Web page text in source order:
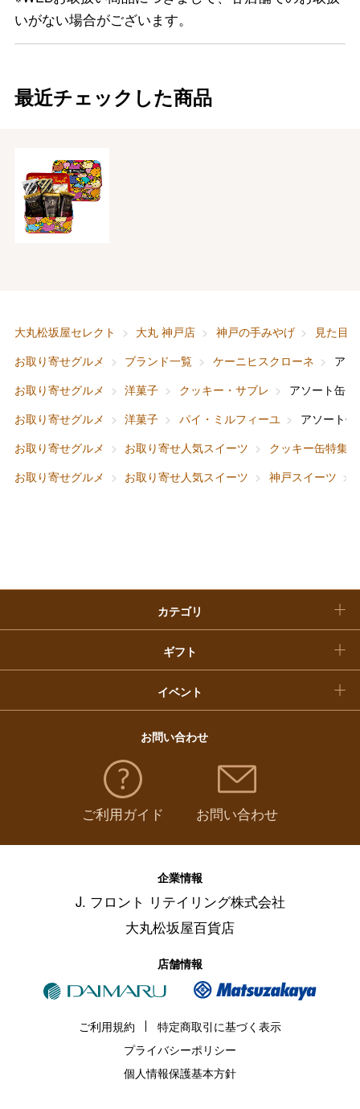
いがない場合がございます。
最近チェックした商品
大丸松坂屋セレクト 大丸 神戸店 神戸の手みやげ
見た目
お取り寄せグルメ
ブランド一覧 ケーニヒスクローネ
ア
お取り寄せグルメ
洋菓子 クッキー・サブレ
アソート缶
お取り寄せグルメ
洋菓子 パイ・ミルフィーユ
アソート
お取り寄せグルメ
お取り寄せ人気スイーツ
クッキー缶特集
お取り寄せグルメ
お取り寄せ人気スイーツ 神戸スイーツ
カテゴリ
ファッション
ホーム＆インテリア
ベビー＆キッズ
ギフト
出産内祝い
結婚内祝い
お香典返し
快気祝い
イベント
母の日
父の日
お中元
敬老の日
福袋
お問い合わせ
ご利用ガイド お問い合わせ
企業情報
J. フロント リテイリング株式会社
大丸松坂屋百貨店
店舗情報
ご利用規約
特定商取引に基づく表示
プライバシーポリシー
個人情報保護基本方針